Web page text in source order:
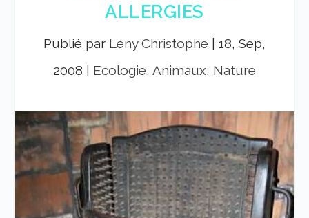
ALLERGIES
Publié par Leny Christophe
18, Sep,
2008
Ecologie, Animaux, Nature